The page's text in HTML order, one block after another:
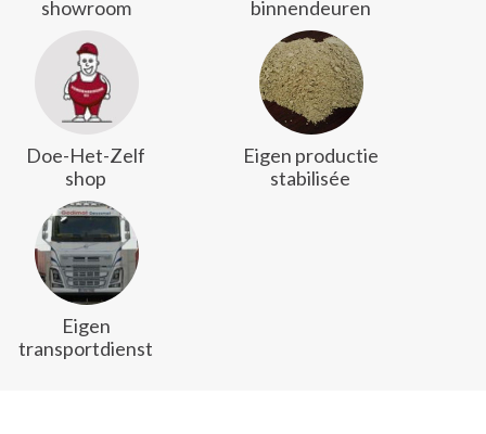
showroom
binnendeuren
Doe-Het-Zelf
shop
Eigen productie
stabilisée
Eigen
transportdienst